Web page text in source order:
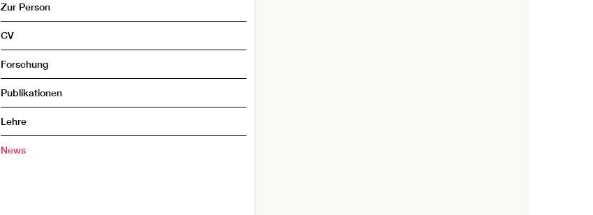
Zur Person
CV
Forschung
Publikationen
Lehre
News